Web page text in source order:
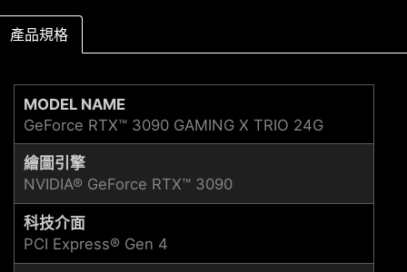
產品規格
MODEL NAME
GeForce RTX™ 3090 GAMING X TRIO 24G
繪圖引擎
NVIDIA® GeForce RTX™ 3090
科技介面
PCI Express® Gen 4